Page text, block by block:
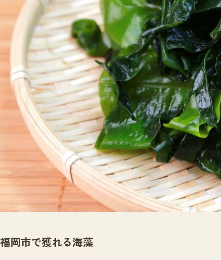
福岡市で獲れる海藻